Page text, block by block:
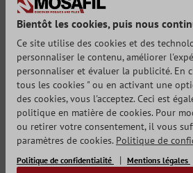
Bientôt les cookies, puis nous
Ce site utilise des cookies et des
personnaliser le contenu, améliorer
personnaliser et évaluer la publicité. En
tous les cookies " ou en activant une
des cookies, vous l'acceptez. Ceci est
politique en matière de cookies. Pour
ou retirer votre consentement, il vous
paramètres de cookies. Politique de
Politique de confidentialité Mentions légales